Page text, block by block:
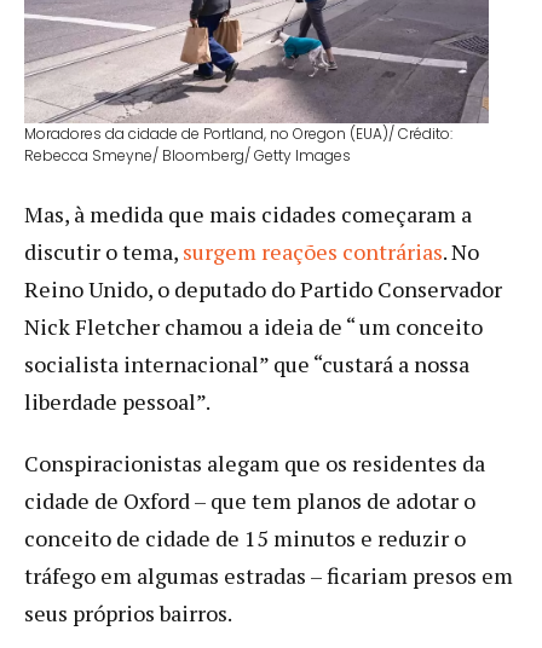
Moradores da cidade de Portland, no Oregon (EUA)/ Crédito:
Rebecca Smeyne/ Bloomberg/ Getty Images
Mas, à medida que mais cidades começaram a
discutir o tema, surgem reações contrárias. No
Reino Unido, o deputado do Partido Conservador
Nick Fletcher chamou a ideia de “ um conceito
socialista internacional” que “custará a nossa
liberdade pessoal”.
Conspiracionistas alegam que os residentes da
cidade de Oxford – que tem planos de adotar o
conceito de cidade de 15 minutos e reduzir o
tráfego em algumas estradas – ficariam presos em
seus próprios bairros.